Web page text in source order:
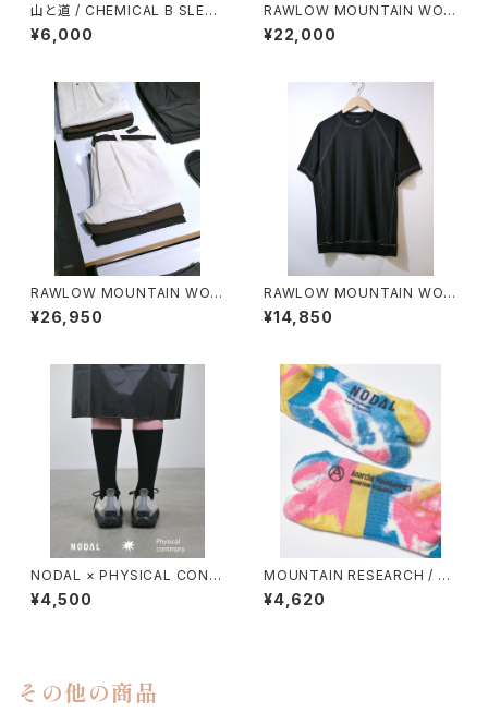
山と道 / CHEMICAL B SLEEV
ELESS（MEN）
¥6,000
RAWLOW MOUNTAIN WOR
KS / HIKER GURKHA PANTS
¥22,000
RAWLOW MOUNTAIN WOR
KS / HIKER BAKER PANTS
¥26,950
RAWLOW MOUNTAIN WOR
KS / DAD LITE CREW
¥14,850
NODAL × PHYSICAL CONT
MPRY.
¥4,500
MOUNTAIN RESEARCH / TI
E DYE TABI
¥4,620
その他の商品